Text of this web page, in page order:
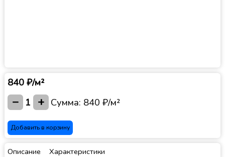
840 ₽/м²
− 1 + Сумма: 840 ₽/м²
Добавить в корзину
Описание Характеристики